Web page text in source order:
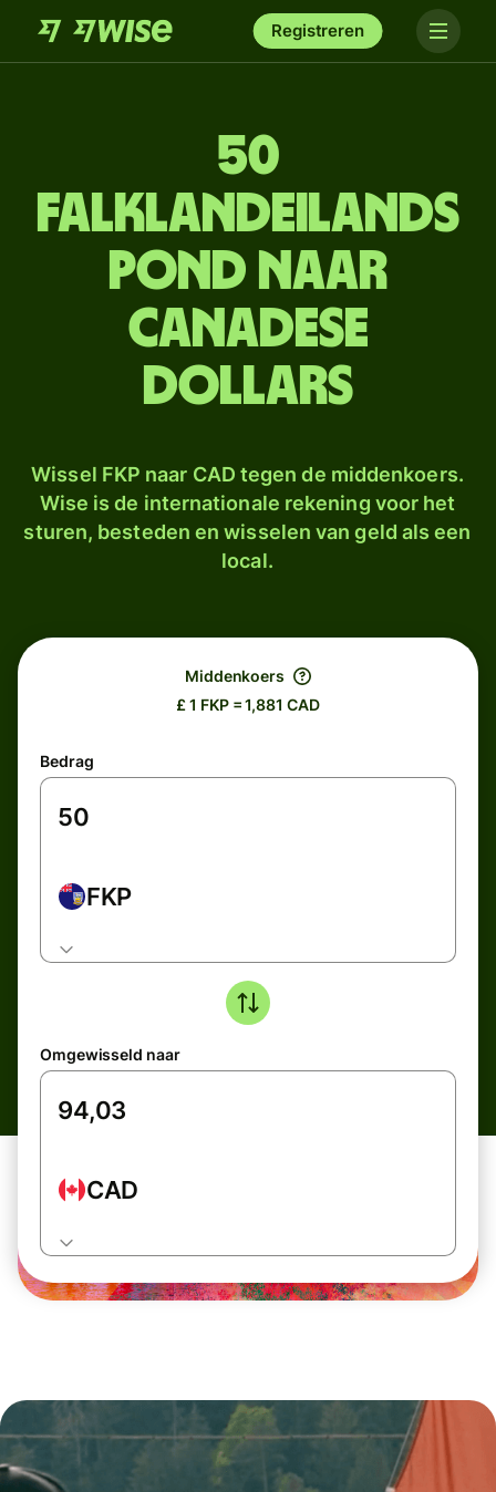
Registreren
50
Falklandeilands
pond naar
Canadese
dollars
Wissel FKP naar CAD tegen de middenkoers.
Wise is de internationale rekening voor het
sturen, besteden en wisselen van geld als een
local.
Middenkoers
£ 1 FKP = 1,881 CAD
Bedrag
FKP
Omgewisseld naar
CAD